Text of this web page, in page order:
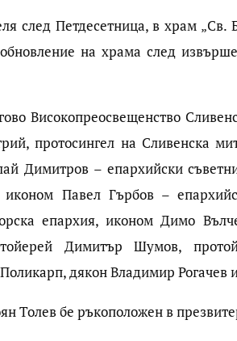
след Петдесетница, в храм „Св.
на храма след
Високопреосвещенство
протосингел на Сливенска
Димитров – епархийски
Павел Гърбов –
епархия, иконом Димо
Димитър Шумов,
дякон Владимир Рогачев
Толев бе ръкоположен в